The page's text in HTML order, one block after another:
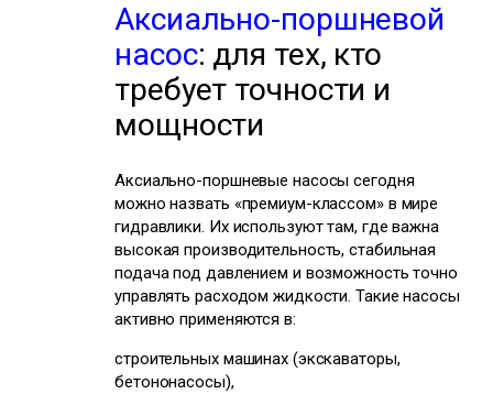
Аксиально-поршневой
насос: для тех, кто
требует точности и
мощности
Аксиально-поршневые насосы сегодня
можно назвать «премиум-классом» в мире
гидравлики. Их используют там, где важна
высокая производительность, стабильная
подача под давлением и возможность точно
управлять расходом жидкости. Такие насосы
активно применяются в:
строительных машинах (экскаваторы,
бетононасосы),